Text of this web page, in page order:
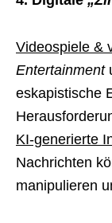
Videospiele &
Entertainment
eskapistische
KI-generierte
Nachrichten
manipulieren